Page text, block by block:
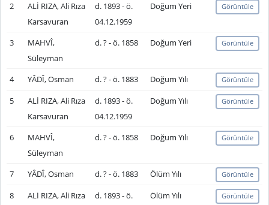
2
ALİ RIZA, Ali Rıza
Karsavuran
d. 1893 - ö.
04.12.1959
Doğum Yeri Görüntüle
3
MAHVÎ,
Süleyman
d. ? - ö. 1858 Doğum Yeri Görüntüle
4 YÂDÎ, Osman d. ? - ö. 1883 Doğum Yılı Görüntüle
5
ALİ RIZA, Ali Rıza
Karsavuran
d. 1893 - ö.
04.12.1959
Doğum Yılı Görüntüle
6
MAHVÎ,
Süleyman
d. ? - ö. 1858 Doğum Yılı Görüntüle
7 YÂDÎ, Osman d. ? - ö. 1883 Ölüm Yılı Görüntüle
8
ALİ RIZA, Ali Rıza
d. 1893 - ö.
Ölüm Yılı Görüntüle